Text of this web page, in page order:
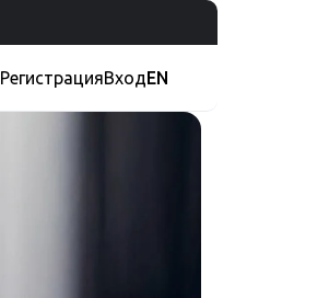
РегистрацияВходEN